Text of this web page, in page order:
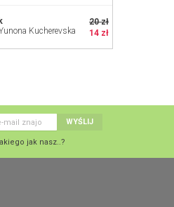
20 zł
14 zł
Kucherevska
WYŚLIJ
jak nasz..?